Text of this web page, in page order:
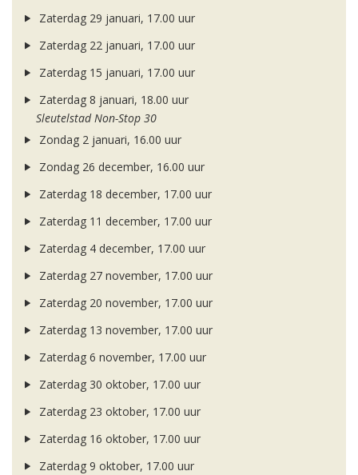
Zaterdag 29 januari, 17.00 uur
Zaterdag 22 januari, 17.00 uur
Zaterdag 15 januari, 17.00 uur
Zaterdag 8 januari, 18.00 uur
Sleutelstad Non-Stop 30
Zondag 2 januari, 16.00 uur
Zondag 26 december, 16.00 uur
Zaterdag 18 december, 17.00 uur
Zaterdag 11 december, 17.00 uur
Zaterdag 4 december, 17.00 uur
Zaterdag 27 november, 17.00 uur
Zaterdag 20 november, 17.00 uur
Zaterdag 13 november, 17.00 uur
Zaterdag 6 november, 17.00 uur
Zaterdag 30 oktober, 17.00 uur
Zaterdag 23 oktober, 17.00 uur
Zaterdag 16 oktober, 17.00 uur
Zaterdag 9 oktober, 17.00 uur